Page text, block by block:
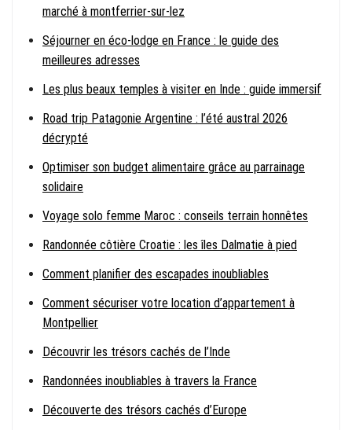
marché à montferrier-sur-lez
Séjourner en éco-lodge en France : le guide des
meilleures adresses
Les plus beaux temples à visiter en Inde : guide immersif
Road trip Patagonie Argentine : l’été austral 2026
décrypté
Optimiser son budget alimentaire grâce au parrainage
solidaire
Voyage solo femme Maroc : conseils terrain honnêtes
Randonnée côtière Croatie : les îles Dalmatie à pied
Comment planifier des escapades inoubliables
Comment sécuriser votre location d’appartement à
Montpellier
Découvrir les trésors cachés de l’Inde
Randonnées inoubliables à travers la France
Découverte des trésors cachés d’Europe